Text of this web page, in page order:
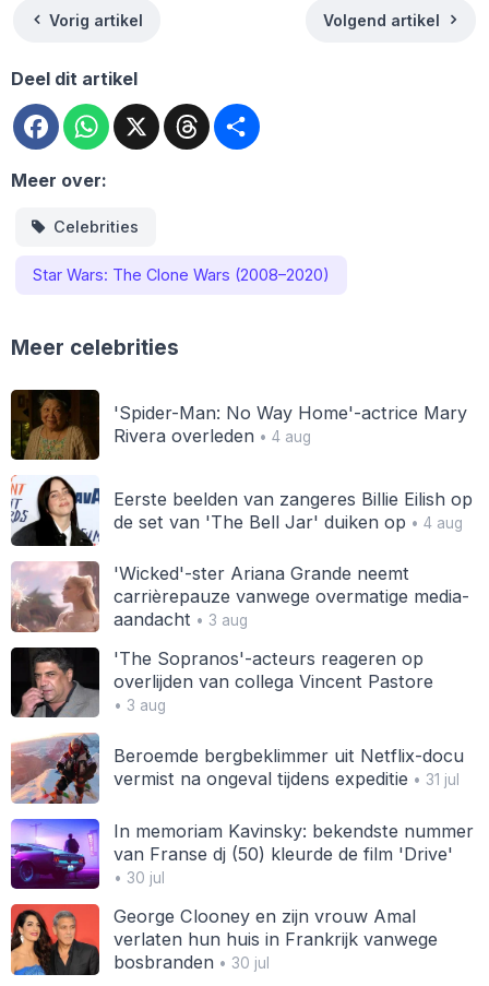
Vorig artikel Volgend artikel
Deel dit artikel
FacebookWhatsApp
X Threads
Meer over:
Celebrities
Star Wars: The Clone Wars (2008–2020)
Meer celebrities
'Spider-Man: No Way Home'-actrice Mary
Rivera overleden• 4 aug
Eerste beelden van zangeres Billie Eilish op
de set van 'The Bell Jar' duiken op • 4 aug
'Wicked'-ster Ariana Grande neemt
carrièrepauze vanwege overmatige media-
aandacht • 3 aug
'The Sopranos'-acteurs reageren op
overlijden van collega Vincent Pastore
• 3 aug
Beroemde bergbeklimmer uit Netflix-docu
vermist na ongeval tijdens expeditie • 31 jul
In memoriam Kavinsky: bekendste nummer
van Franse dj (50) kleurde de film 'Drive'
• 30 jul
George Clooney en zijn vrouw Amal
verlaten hun huis in Frankrijk vanwege
bosbranden• 30 jul